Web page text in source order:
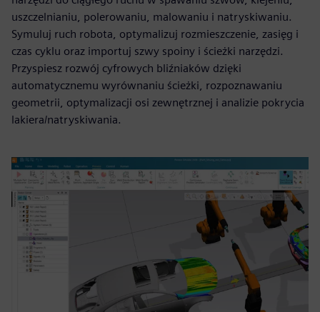
uszczelnianiu, polerowaniu, malowaniu i natryskiwaniu.
Symuluj ruch robota, optymalizuj rozmieszczenie, zasięg i
czas cyklu oraz importuj szwy spoiny i ścieżki narzędzi.
Przyspiesz rozwój cyfrowych bliźniaków dzięki
automatycznemu wyrównaniu ścieżki, rozpoznawaniu
geometrii, optymalizacji osi zewnętrznej i analizie pokrycia
lakiera/natryskiwania.